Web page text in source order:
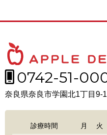
0742-51-
奈良県奈良市学園北1丁目9-
診療時間 月 火